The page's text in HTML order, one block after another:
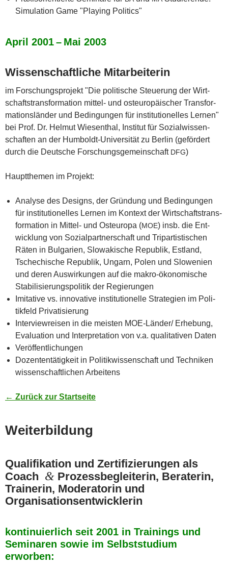
Simu­la­ti­on Game "Play­ing Politics"
April 2001 – Mai 2003
Wis­sen­schaft­li­che Mitarbeiterin
im For­schungs­pro­jekt "Die poli­ti­sche Steue­rung der Wirt­
schafts­trans­for­ma­ti­on mit­tel- und ost­eu­ro­päi­scher Trans­for­
ma­ti­ons­län­der und Bedin­gun­gen für insti­tu­tio­nel­les Ler­nen"
bei Prof. Dr. Hel­mut Wie­sen­thal, Insti­tut für Sozi­al­wis­sen­
schaf­ten an der Hum­boldt-Uni­ver­si­tät zu Ber­lin (geför­dert
durch die Deut­sche For­schungs­ge­mein­schaft DFG)
Haupt­the­men im Projekt:
Ana­ly­se des Designs, der Grün­dung und Bedin­gun­gen
für insti­tu­tio­nel­les Ler­nen im Kon­text der Wirt­schafts­trans­
for­ma­ti­on in Mit­tel- und Ost­eu­ro­pa (MOE) insb. die Ent­
wick­lung von Sozi­al­part­ner­schaft und Tri­par­tis­ti­schen
Räten in Bul­ga­ri­en, Slo­wa­ki­sche Repu­blik, Est­land,
Tsche­chi­sche Repu­blik, Ungarn, Polen und Slo­we­ni­en
und deren Aus­wir­kun­gen auf die makro-öko­no­mi­sche
Sta­bi­li­sie­rungs­po­li­tik der Regierungen
Imi­ta­ti­ve vs. inno­va­ti­ve insti­tu­tio­nel­le Stra­te­gien im Poli­
tik­feld Privatisierung
Inter­view­rei­sen in die meis­ten MOE-Län­der/ Erhe­bung,
Eva­lua­ti­on und Inter­pre­ta­ti­on von v.a. qua­li­ta­ti­ven Daten
Ver­öf­fent­li­chun­gen
Dozen­ten­tä­tig­keit in Poli­tik­wis­sen­schaft und Tech­ni­ken
wis­sen­schaft­li­chen Arbeitens
← Zurück zur Startseite
Wei­ter­bil­dung
Qua­li­fi­ka­ti­on und Zer­ti­fi­zie­run­gen als
Coach & Pro­zess­be­glei­te­rin, Bera­te­rin,
Trai­ne­rin, Mode­ra­to­rin und
Organisationsentwicklerin
kon­ti­nu­ier­lich seit 2001 in Trai­nings und
Semi­na­ren sowie im Selbst­stu­di­um
erworben: